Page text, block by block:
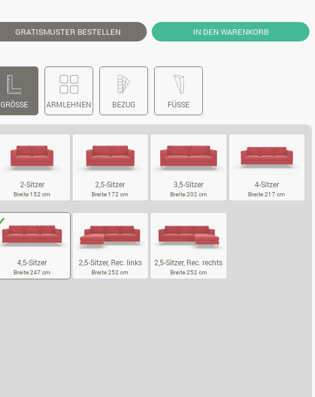
GRATISMUSTER BESTELLEN IN DEN WARENKORB
GRÖSSE ARMLEHNEN BEZUG FÜSSE
2-Sitzer
Breite 152 cm
2,5-Sitzer
Breite 172 cm
3,5-Sitzer
Breite 202 cm
4-Sitzer
Breite 217 cm
4,5-Sitzer
Breite 247 cm
2,5-Sitzer, Rec. links
Breite 252 cm
2,5-Sitzer, Rec. rechts
Breite 252 cm